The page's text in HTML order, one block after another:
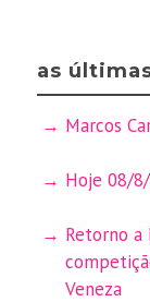
as
Marcos
Hoje 08/
Retorno a
Veneza